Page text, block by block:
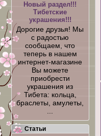
Новый раздел!!!
Тибетские
украшения!!!
Дорогие друзья! Мы
с радостью
сообщаем, что
теперь в нашем
интернет-магазине
Вы можете
приобрести
украшения из
Тибета: кольца,
браслеты, амулеты,
Статьи